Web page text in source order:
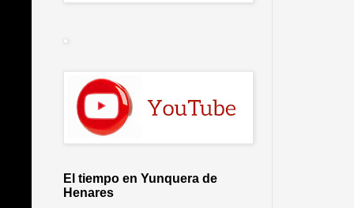
El tiempo en Yunquera de
Henares